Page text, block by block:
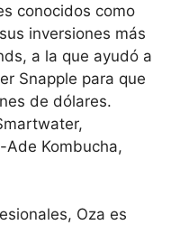
conocidos como
inversiones más
a la que ayudó a
Snapple para que
de dólares.
Kombucha,
Oza es